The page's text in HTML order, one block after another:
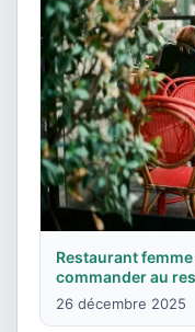
Restaurant
commander au
26 décembre 2025